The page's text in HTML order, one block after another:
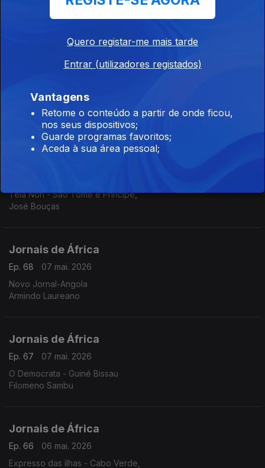
O Democrata - Guiné Bissau,
Jornais de África
Expresso das ilhas - Cabo Verde,
André Amaral
Tela Non - São Tomé e Príncipe,
José Bouças
Jornais de África
Ep. 68
07 mai. 2026
Novo Jornal-Angola
Armindo Laureano
Jornais de África
Ep. 67
07 mai. 2026
O Democrata - Guiné Bissau
Filomeno Sambu
Jornais de África
Ep. 66
06 mai. 2026
Expresso das ilhas - Cabo Verde,
Quero registar-me mais tarde
Entrar (utilizadores registados)
Vantagens
Retome o conteúdo a partir de onde ficou,
nos seus dispositivos;
Guarde programas favoritos;
Aceda à sua área pessoal;